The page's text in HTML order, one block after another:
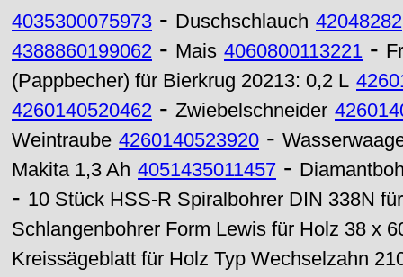
4035300075973 - Duschschlauch 42048282
4388860199062 - Mais 4060800113221 -
(Pappbecher) für Bierkrug 20213: 0,2 L
4260140520462 - Zwiebelschneider
Weintraube 4260140523920 -
Makita 1,3 Ah 4051435011457 -
- 10 Stück HSS-R Spiralbohrer DIN 338N
Schlangenbohrer Form Lewis für Holz 38 x
Kreissägeblatt für Holz Typ Wechselzahn